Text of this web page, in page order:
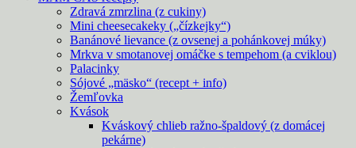
Zdravá zmrzlina (z cukiny)
Mini cheesecakeky („čízkejky“)
Banánové lievance (z ovsenej a pohánkovej múky)
Mrkva v smotanovej omáčke s tempehom (a cviklou)
Palacinky
Sójové „mäsko“ (recept + info)
Žemľovka
Kvások
Kváskový chlieb ražno-špaldový (z domácej
pekárne)